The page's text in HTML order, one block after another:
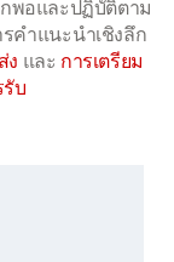
พอและปฏิบัติตาม
คำแนะนำเชิงลึก
ง และ การเตรียม
บ